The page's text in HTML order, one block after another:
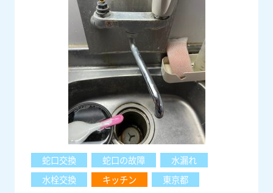
蛇口交換 蛇口の故障
水漏れ
水栓交換
キッチン 東京都